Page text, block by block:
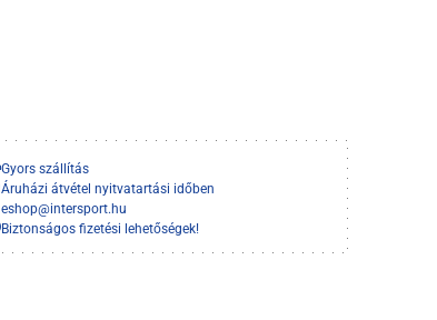
Gyors szállítás
Áruházi átvétel nyitvatartási időben
eshop@intersport.hu
Biztonságos fizetési lehetőségek!